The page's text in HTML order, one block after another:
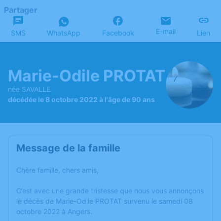
Partager
SMS WhatsApp Facebook E-mail Lien
Marie-Odile PROTAT
née SAVALLE
décédée le 8 octobre 2022 à l'âge de 90 ans
Message de la famille
Chère famille, chers amis,
C’est avec une grande tristesse que nous vous annonçons
le décès de Marie-Odile PROTAT survenu le samedi 08
octobre 2022 à Angers.